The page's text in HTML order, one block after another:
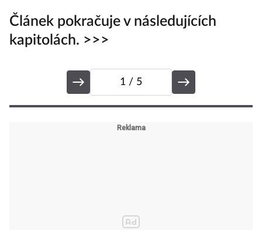
Článek pokračuje v následujících
kapitolách. >>>
1 / 5